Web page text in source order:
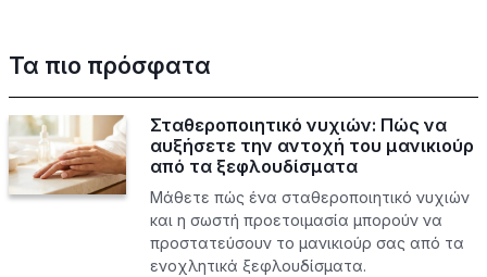
Τα πιο πρόσφατα
Σταθεροποιητικό νυχιών: Πώς να
αυξήσετε την αντοχή του μανικιούρ
από τα ξεφλουδίσματα
Μάθετε πώς ένα σταθεροποιητικό νυχιών
και η σωστή προετοιμασία μπορούν να
προστατεύσουν το μανικιούρ σας από τα
ενοχλητικά ξεφλουδίσματα.